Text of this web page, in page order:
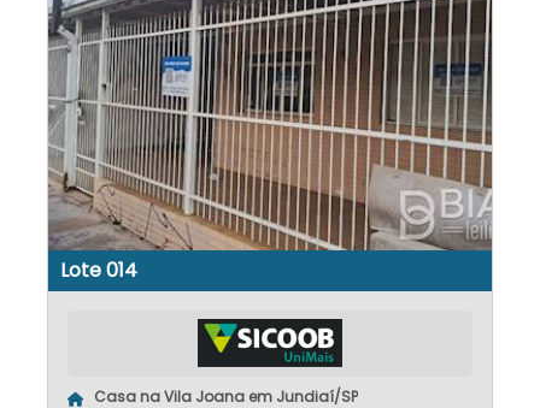
Lote 014
Casa na Vila Joana em Jundiaí/SP